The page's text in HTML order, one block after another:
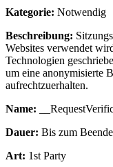
Kategorie: Notwendig
Beschreibung:
Websites verwendet
Technologien
um eine anonymisierte
aufrechtzuerhalten.
Name:
Dauer: Bis zum
Art: 1st Party